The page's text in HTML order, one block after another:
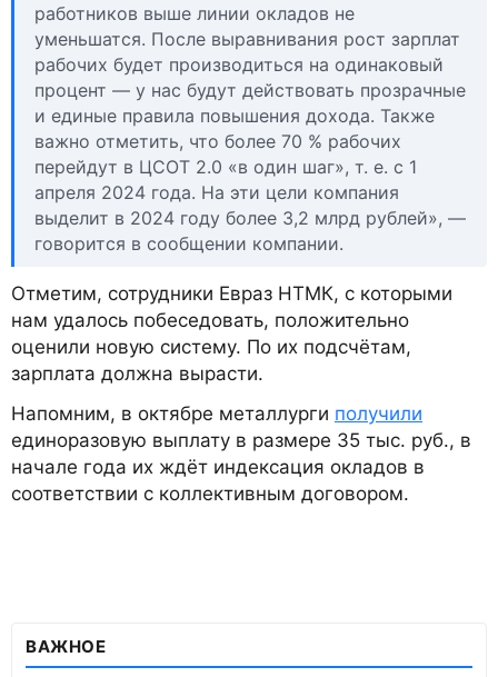
работников выше линии окладов не
уменьшатся. После выравнивания рост зарплат
рабочих будет производиться на одинаковый
процент — у нас будут действовать прозрачные
и единые правила повышения дохода. Также
важно отметить, что более 70 % рабочих
перейдут в ЦСОТ 2.0 «в один шаг», т. е. с 1
апреля 2024 года. На эти цели компания
выделит в 2024 году более 3,2 млрд рублей», —
говорится в сообщении компании.
Отметим, сотрудники Евраз НТМК, с которыми
нам удалось побеседовать, положительно
оценили новую систему. По их подсчётам,
зарплата должна вырасти.
Напомним, в октябре металлурги получили
единоразовую выплату в размере 35 тыс. руб., в
начале года их ждёт индексация окладов в
соответствии с коллективным договором.
ВАЖНОЕ